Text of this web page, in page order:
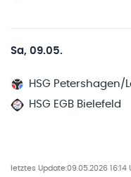
Sa, 09.05.
HSG Petershagen/
HSG EGB Bielefeld
letztes Update:09.05.2026 16:14